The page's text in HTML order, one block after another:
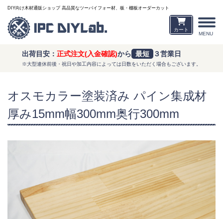
MENU
DIY向け木材通販ショップ 高品質なツーバイフォー材、板・棚板オーダーカット
カート
出荷目安： 正式注文(入金確認)から 最短 ３営業日
※大型連休前後・祝日や加工内容によっては日数をいただく場合もございます。
オスモカラー塗装済み パイン集成材
厚み15mm幅300mm奥行300mm